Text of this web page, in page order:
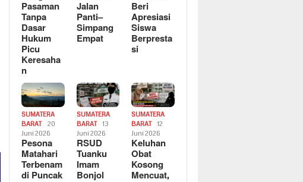
Pasaman
Tanpa
Dasar
Hukum
Picu
Keresaha
n
Jalan
Panti–
Simpang
Empat
Beri
Apresiasi
Siswa
Berpresta
si
SUMATERA
BARAT
20
Juni 2026
Pesona
Matahari
Terbenam
di Puncak
SUMATERA
BARAT
13
Juni 2026
RSUD
Tuanku
Imam
Bonjol
SUMATERA
BARAT
12
Juni 2026
Keluhan
Obat
Kosong
Mencuat,